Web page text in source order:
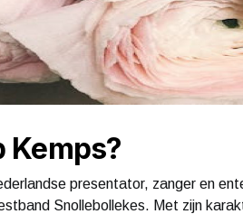
Kemps?
presentator, zanger en
Snollebollekes. Met zijn